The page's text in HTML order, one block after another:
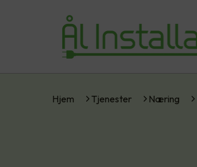
Hjem Tjenester Næring